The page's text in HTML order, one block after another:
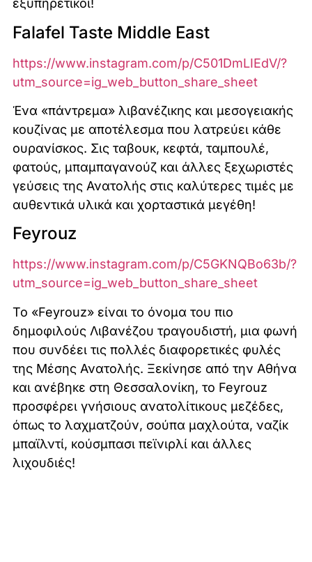
εξυπηρετικοί!
Falafel Taste Middle East
https://www.instagram.com/p/C501DmLIEdV/?
utm_source=ig_web_button_share_sheet
Ένα «πάντρεμα» λιβανέζικης και μεσογειακής
κουζίνας με αποτέλεσμα που λατρεύει κάθε
ουρανίσκος. Σις ταβουκ, κεφτά, ταμπουλέ,
φατούς, μπαμπαγανούζ και άλλες ξεχωριστές
γεύσεις της Ανατολής στις καλύτερες τιμές με
αυθεντικά υλικά και χορταστικά μεγέθη!
Feyrouz
https://www.instagram.com/p/C5GKNQBo63b/?
utm_source=ig_web_button_share_sheet
Το «Feyrouz» είναι το όνομα του πιο
δημοφιλούς Λιβανέζου τραγουδιστή, μια φωνή
που συνδέει τις πολλές διαφορετικές φυλές
της Μέσης Ανατολής. Ξεκίνησε από την Αθήνα
και ανέβηκε στη Θεσσαλονίκη, το Feyrouz
προσφέρει γνήσιους ανατολίτικους μεζέδες,
όπως το λαχματζούν, σούπα μαχλούτα, ναζίκ
μπαϊλντί, κούσμπασι πεϊνιρλί και άλλες
λιχουδιές!